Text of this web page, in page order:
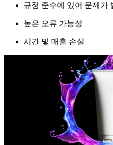
규정 준수에 있어 문제가
높은 오류 가능성
시간 및 매출 손실